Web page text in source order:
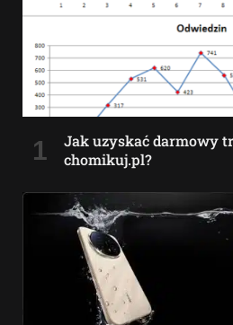
Jak uzyskać darmowy
chomikuj.pl?